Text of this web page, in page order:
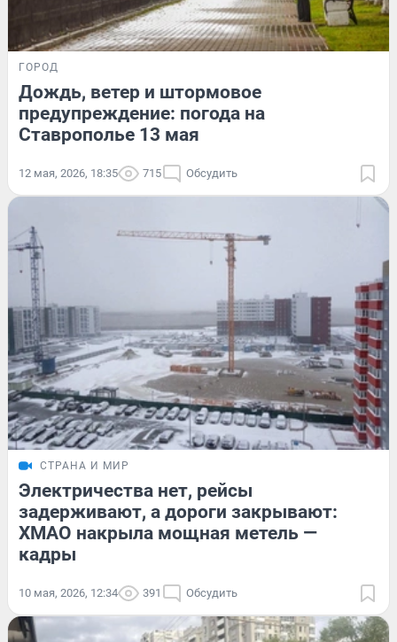
ГОРОД
Дождь, ветер и штормовое
предупреждение: погода на
Ставрополье 13 мая
12 мая, 2026, 18:35 715 Обсудить
СТРАНА И МИР
Электричества нет, рейсы
задерживают, а дороги закрывают:
ХМАО накрыла мощная метель —
кадры
10 мая, 2026, 12:34 391 Обсудить